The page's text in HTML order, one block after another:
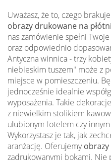
Uważasz, że to, czego
obrazy drukowane na
nas zamówienie spełni
oraz odpowiednio
Antyczna winnica - trzy
niebieskim tuszem" może z
miejsce w pomieszczeniu.
jednocześnie idealnie
wyposażenia. Takie
z niewielkim stolikiem
ulubionym fotelem czy
Wykorzystasz je tak, jak
aranżację. Oferujemy
zadrukowanymi bokami. Nie